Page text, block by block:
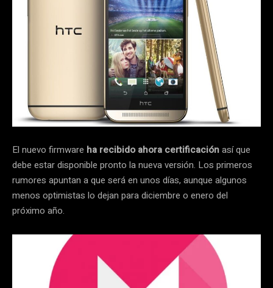
El nuevo firmware ha recibido ahora certificaciónasí que
debe estar disponible pronto la nueva versión. Los primeros
rumores apuntan a que será en unos días, aunque algunos
menos optimistas lo dejan para diciembre o enero del
próximo año.